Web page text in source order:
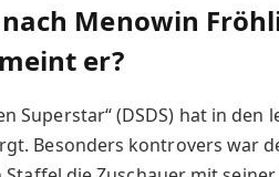
Menowin
er?
Superstar“ (DSDS) hat in den
Besonders kontrovers war